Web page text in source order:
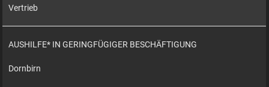
Vertrieb
AUSHILFE* IN GERINGFÜGIGER BESCHÄFTIGUNG
Dornbirn